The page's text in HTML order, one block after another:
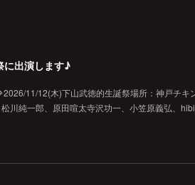
に出演します♪
11/12(木)下山武徳的生誕祭場所：神戸チキ
川純一郎、原田喧太寺沢功一、小笠原義弘、